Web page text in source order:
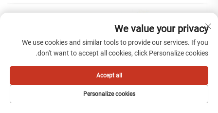
We value your privacy
We use cookies and similar tools to provide our services. If you
don't want to accept all cookies, click Personalize cookies.
Personalize cookies
Accept all